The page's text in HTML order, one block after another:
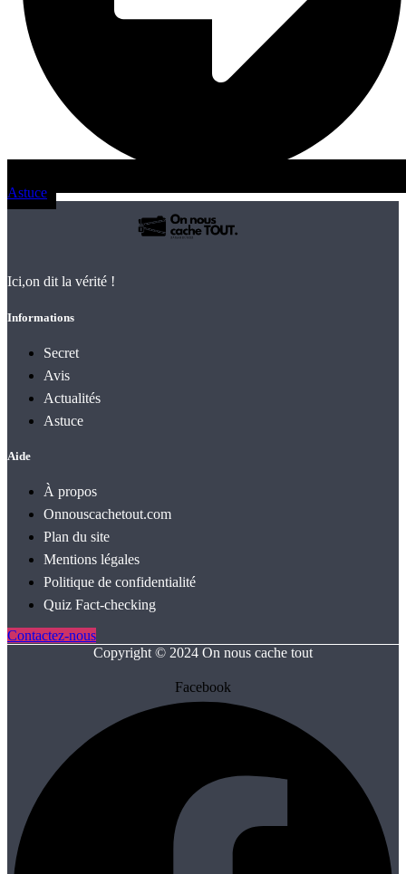
Astuce
Ici,on dit la vérité !
Informations
Secret
Avis
Actualités
Astuce
Aide
À propos
Onnouscachetout.com
Plan du site
Mentions légales
Politique de confidentialité
Quiz Fact‑checking
Contactez-nous
Copyright © 2024 On nous cache tout
Facebook